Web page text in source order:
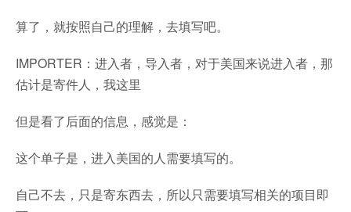
算了，就按照自己的理解，去填写吧。
IMPORTER：进入者，导入者，对于美国来说进入者，那
估计是寄件人，我这里
但是看了后面的信息，感觉是：
这个单子是，进入美国的人需要填写的。
自己不去，只是寄东西去，所以只需要填写相关的项目即